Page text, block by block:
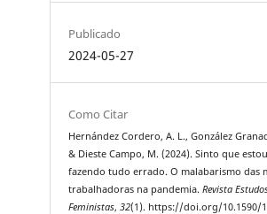
Publicado
2024-05-27
Como Citar
Hernández Cordero, A. L., González
& Dieste Campo, M. (2024). Sinto que estou
fazendo tudo errado. O malabarismo das
trabalhadoras na pandemia.Revista
Feministas,32(1). https://doi.org/10.1590/